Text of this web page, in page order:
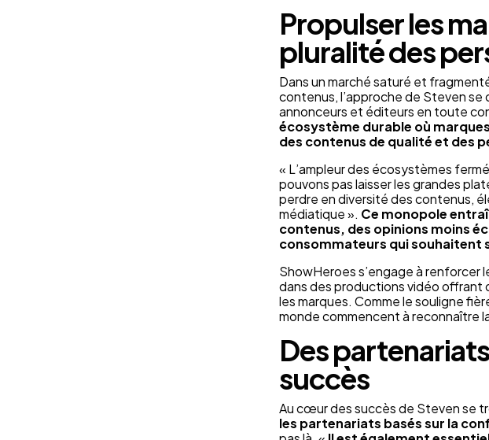
Propulser les
pluralité des
Dans un marché saturé et
contenus, l’approche de Steven se
annonceurs et éditeurs en toute
écosystème durable où
des contenus de qualité et des
« L’ampleur des écosystèmes
pouvons pas laisser les grandes
perdre en diversité des contenus,
médiatique ». Ce monopole
contenus, des opinions moins
consommateurs qui souhaitent
ShowHeroes s’engage à renforcer
dans des productions vidéo offrant
les marques. Comme le souligne
monde commencent à reconnaître
Des
succès
Au cœur des succès de Steven se
les partenariats basés sur la